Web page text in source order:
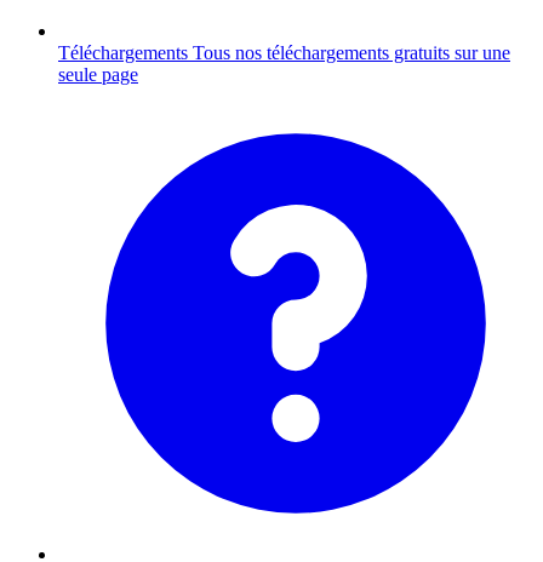
Téléchargements Tous nos téléchargements gratuits sur une
seule page